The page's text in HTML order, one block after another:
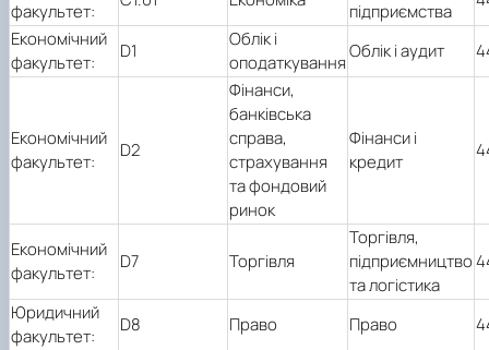
факультет:
підприємства
Економічний
факультет:
D1
Облік і
оподаткування
Облік і аудит
Економічний
факультет:
D2
Фінанси,
банківська
справа,
страхування
та фондовий
ринок
Фінанси і
кредит
Економічний
факультет:
D7 Торгівля
Торгівля,
підприємництво
та логістика
Юридичний
факультет:
D8 Право Право